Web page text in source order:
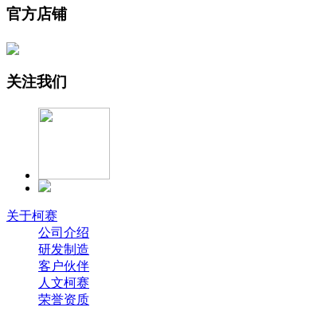
官方店铺
关注我们
关于柯赛
公司介绍
研发制造
客户伙伴
人文柯赛
荣誉资质